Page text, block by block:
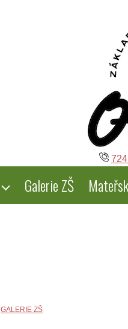
Galerie ZŠ
GALERIE ZŠ